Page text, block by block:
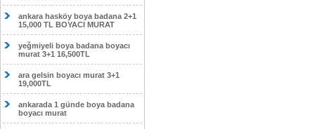
ankara hasköy boya badana 2+1
15,000 TL BOYACI MURAT
yeğmiyeli boya badana boyacı
murat 3+1 16,500TL
ara gelsin boyacı murat 3+1
19,000TL
ankarada 1 günde boya badana
boyacı murat